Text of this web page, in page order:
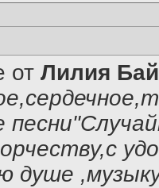
от Лилия
душе